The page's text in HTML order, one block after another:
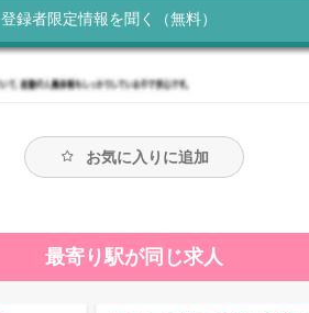
登録者限定情報を聞く（無料）
お気に入りに追加
最寄り駅が同じ求人